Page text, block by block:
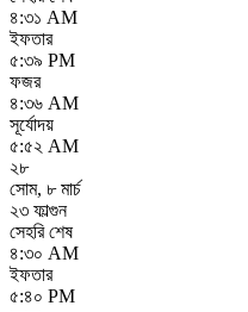
৪:৩১ AM
ইফতার
৫:৩৯ PM
ফজর
৪:৩৬ AM
সূর্যোদয়
৫:৫২ AM
২৮
সোম, ৮ মার্চ
২৩ ফাল্গুন
সেহরি শেষ
৪:৩০ AM
ইফতার
৫:৪০ PM